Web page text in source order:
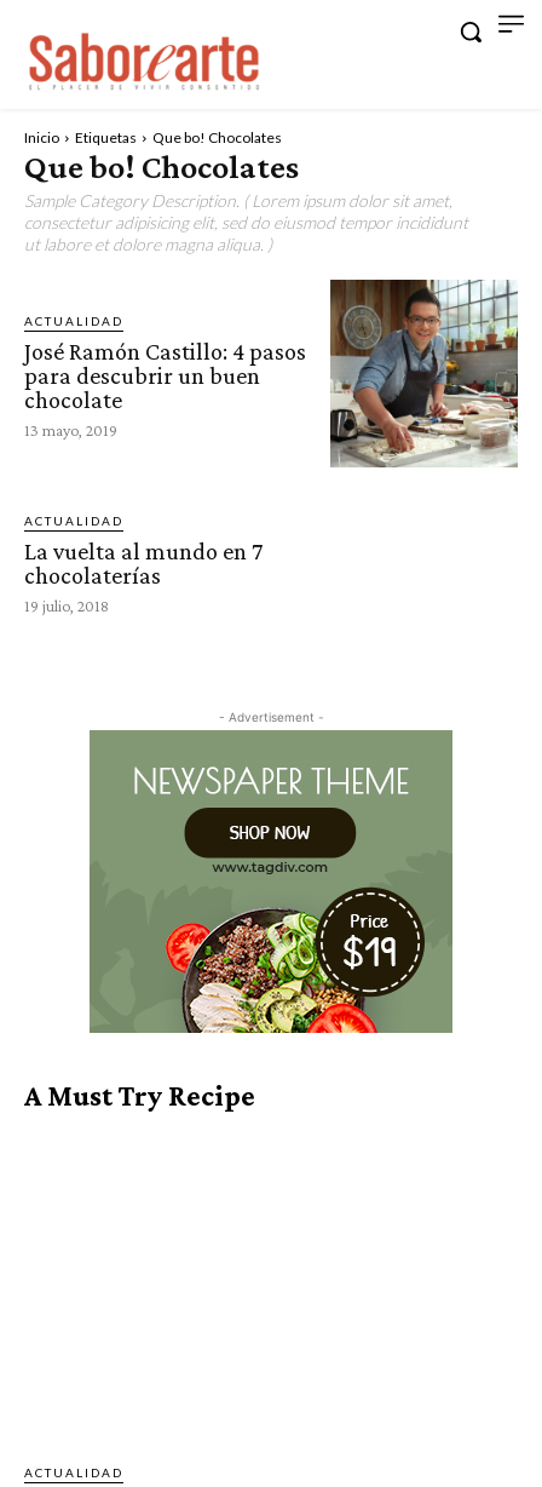
Inicio Etiquetas Que bo! Chocolates
Que bo! Chocolates
Sample Category Description. ( Lorem ipsum dolor sit amet,
consectetur adipisicing elit, sed do eiusmod tempor incididunt
ut labore et dolore magna aliqua. )
ACTUALIDAD
José Ramón Castillo: 4 pasos
para descubrir un buen
chocolate
13 mayo, 2019
ACTUALIDAD
La vuelta al mundo en 7
chocolaterías
19 julio, 2018
- Advertisement -
A Must Try Recipe
ACTUALIDAD